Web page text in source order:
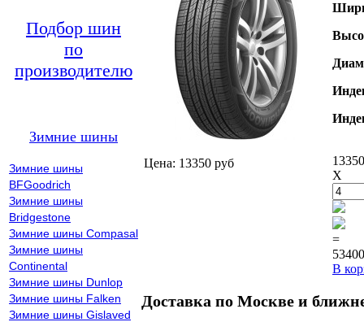
Подбор шин
по
производителю
Зимние шины
Зимние шины
BFGoodrich
Зимние шины
Bridgestone
Зимние шины Compasal
Зимние шины
Continental
Зимние шины Dunlop
Зимние шины Falken
Зимние шины Gislaved
Цена: 13350 руб
X
=
В
Доставка по Москве и